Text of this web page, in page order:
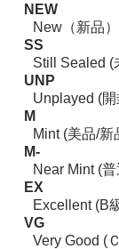
NEW
New（新品）
SS
Still Sealed (
UNP
Unplayed (
M
Mint (美品/新
M-
Near Mint (
EX
Excellent (B
VG
Very Good (